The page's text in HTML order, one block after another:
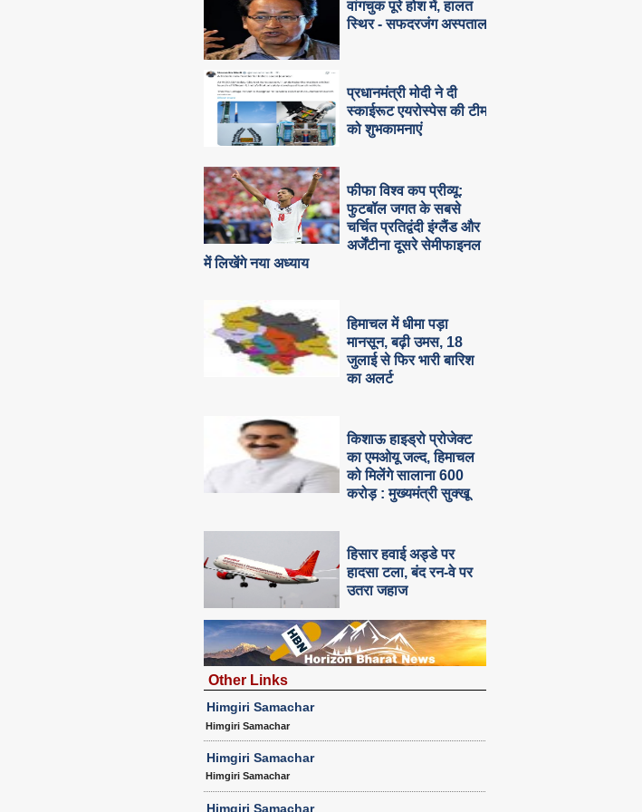
वांगचुक पूरे होश में, हालत
स्थिर - सफदरजंग अस्पताल
प्रधानमंत्री मोदी ने दी
स्काईरूट एयरोस्पेस की टीम
को शुभकामनाएं
फीफा विश्व कप प्रीव्यू:
फुटबॉल जगत के सबसे
चर्चित प्रतिद्वंदी इंग्लैंड और
अर्जेंटीना दूसरे सेमीफाइनल
में लिखेंगे नया अध्याय
हिमाचल में धीमा पड़ा
मानसून, बढ़ी उमस, 18
जुलाई से फिर भारी बारिश
का अलर्ट
किशाऊ हाइड्रो प्रोजेक्ट
का एमओयू जल्द, हिमाचल
को मिलेंगे सालाना 600
करोड़ : मुख्यमंत्री सुक्खू
हिसार हवाई अड्डे पर
हादसा टला, बंद रन-वे पर
उतरा जहाज
Other Links
Himgiri Samachar
Himgiri Samachar
Himgiri Samachar
Himgiri Samachar
Himgiri Samachar